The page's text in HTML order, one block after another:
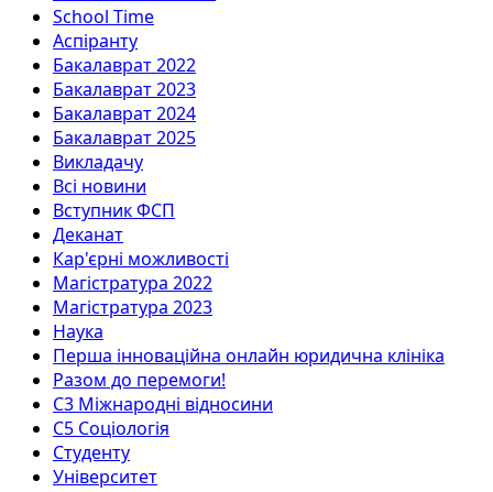
School Time
Аспіранту
Бакалаврат 2022
Бакалаврат 2023
Бакалаврат 2024
Бакалаврат 2025
Викладачу
Всі новини
Вступник ФСП
Деканат
Кар'єрні можливості
Магістратура 2022
Магістратура 2023
Наука
Перша інноваційна онлайн юридична клініка
Разом до перемоги!
С3 Міжнародні відносини
С5 Соціологія
Студенту
Університет